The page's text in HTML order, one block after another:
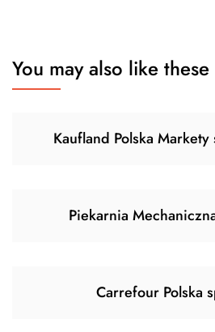
You may also like these
Kaufland Polska
Piekarnia
Carrefour Polska